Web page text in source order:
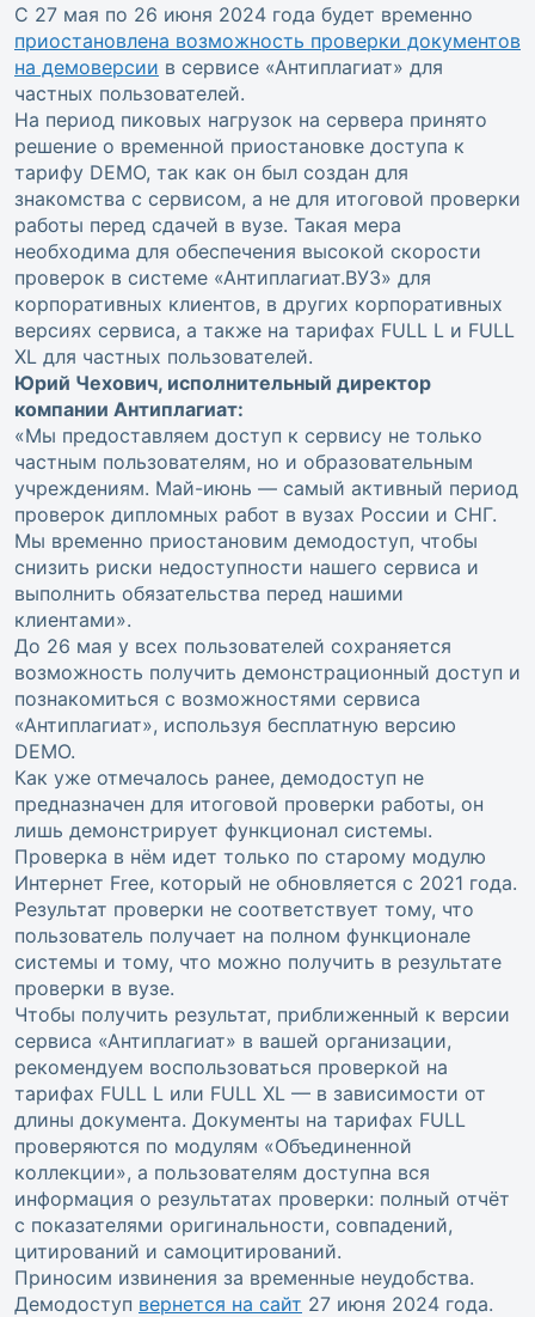
С 27 мая по 26 июня 2024 года будет временно
приостановлена возможность проверки документов
на демоверсии в сервисе «Антиплагиат» для
частных пользователей.
На период пиковых нагрузок на сервера принято
решение о временной приостановке доступа к
тарифу DEMO, так как он был создан для
знакомства с сервисом, а не для итоговой проверки
работы перед сдачей в вузе. Такая мера
необходима для обеспечения высокой скорости
проверок в системе «Антиплагиат.ВУЗ» для
корпоративных клиентов, в других корпоративных
версиях сервиса, а также на тарифах FULL L и FULL
XL для частных пользователей.
Юрий Чехович, исполнительный директор
компании Антиплагиат:
«Мы предоставляем доступ к сервису не только
частным пользователям, но и образовательным
учреждениям. Май-июнь — самый активный период
проверок дипломных работ в вузах России и СНГ.
Мы временно приостановим демодоступ, чтобы
снизить риски недоступности нашего сервиса и
выполнить обязательства перед нашими
клиентами».
До 26 мая у всех пользователей сохраняется
возможность получить демонстрационный доступ и
познакомиться с возможностями сервиса
«Антиплагиат», используя бесплатную версию
DEMO.
Как уже отмечалось ранее, демодоступ не
предназначен для итоговой проверки работы, он
лишь демонстрирует функционал системы.
Проверка в нём идет только по старому модулю
Интернет Free, который не обновляется с 2021 года.
Результат проверки не соответствует тому, что
пользователь получает на полном функционале
системы и тому, что можно получить в результате
проверки в вузе.
Чтобы получить результат, приближенный к версии
сервиса «Антиплагиат» в вашей организации,
рекомендуем воспользоваться проверкой на
тарифах FULL L или FULL XL — в зависимости от
длины документа. Документы на тарифах FULL
проверяются по модулям «Объединенной
коллекции», а пользователям доступна вся
информация о результатах проверки: полный отчёт
с показателями оригинальности, совпадений,
цитирований и самоцитирований.
Приносим извинения за временные неудобства.
Демодоступ вернется на сайт 27 июня 2024 года.